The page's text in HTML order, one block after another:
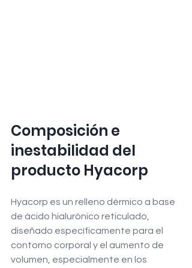
Composición e
inestabilidad del
producto Hyacorp
Hyacorp es un relleno dérmico a base
de ácido hialurónico reticulado,
diseñado específicamente para el
contorno corporal y el aumento de
volumen, especialmente en los